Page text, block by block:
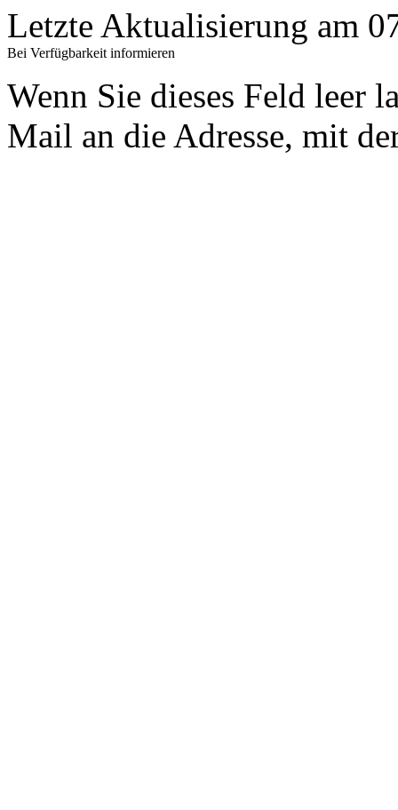
Letzte Aktualisierung am
Bei Verfügbarkeit informieren
Wenn Sie dieses Feld leer
Mail an die Adresse, mit